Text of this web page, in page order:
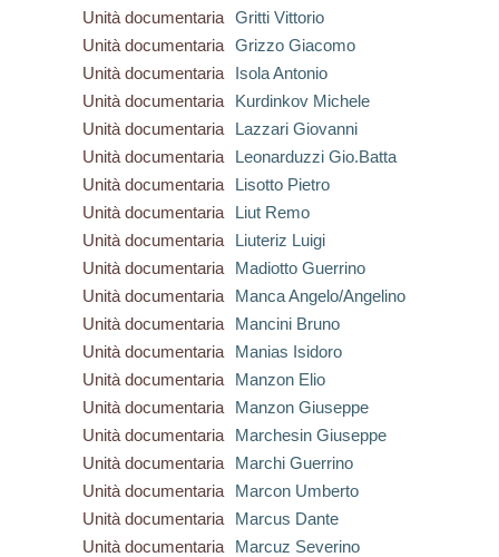
Unità documentaria
Gritti Vittorio
Unità documentaria
Grizzo Giacomo
Unità documentaria
Isola Antonio
Unità documentaria
Kurdinkov Michele
Unità documentaria
Lazzari Giovanni
Unità documentaria
Leonarduzzi Gio.Batta
Unità documentaria
Lisotto Pietro
Unità documentaria
Liut Remo
Unità documentaria
Liuteriz Luigi
Unità documentaria
Madiotto Guerrino
Unità documentaria
Manca Angelo/Angelino
Unità documentaria
Mancini Bruno
Unità documentaria
Manias Isidoro
Unità documentaria
Manzon Elio
Unità documentaria
Manzon Giuseppe
Unità documentaria
Marchesin Giuseppe
Unità documentaria
Marchi Guerrino
Unità documentaria
Marcon Umberto
Unità documentaria
Marcus Dante
Unità documentaria
Marcuz Severino